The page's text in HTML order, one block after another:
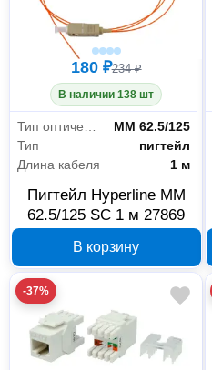
180 ₽234 ₽
В наличии 138 шт
Тип оптического волокна
MM 62.5/125
Тип
пигтейл
Длина кабеля
1 м
Пигтейл Hyperline MM
62.5/125 SC 1 м 27869
В корзину
-37%